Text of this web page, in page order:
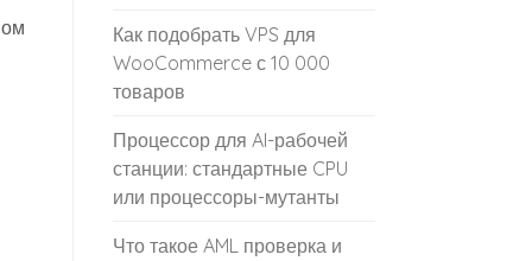
Как подобрать VPS для
WooCommerce с 10 000
товаров
Процессор для AI-рабочей
станции: стандартные CPU
или процессоры-мутанты
Что такое AML проверка и